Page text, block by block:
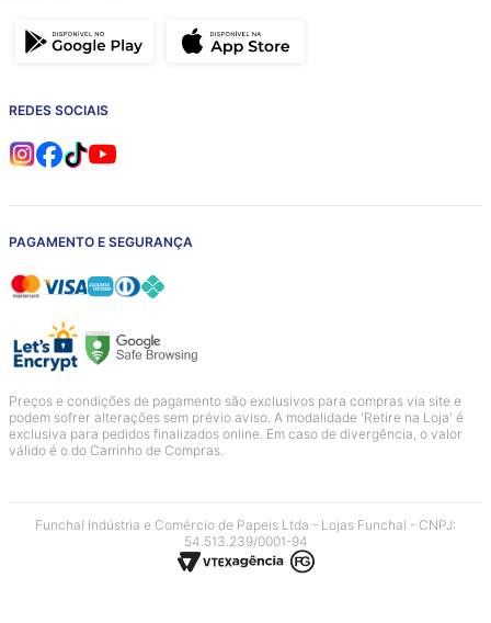
REDES SOCIAIS
PAGAMENTO E SEGURANÇA
Preços e condições de pagamento são exclusivos para compras via site e
podem sofrer alterações sem prévio aviso. A modalidade 'Retire na Loja' é
exclusiva para pedidos finalizados online. Em caso de divergência, o valor
válido é o do Carrinho de Compras.
Funchal Indústria e Comércio de Papeis Ltda - Lojas Funchal - CNPJ:
54.513.239/0001-94